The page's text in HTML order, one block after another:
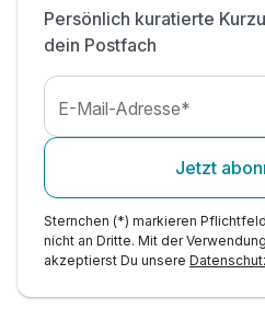
Inkl. Begrüßungsgetränk
Inkl. Saunatasche mit
Persönlich kuratierte
dein Postfach
E-Mail-Adresse*
Jetzt
Sternchen (*) markieren
nicht an Dritte. Mit der
akzeptierst Du unsere